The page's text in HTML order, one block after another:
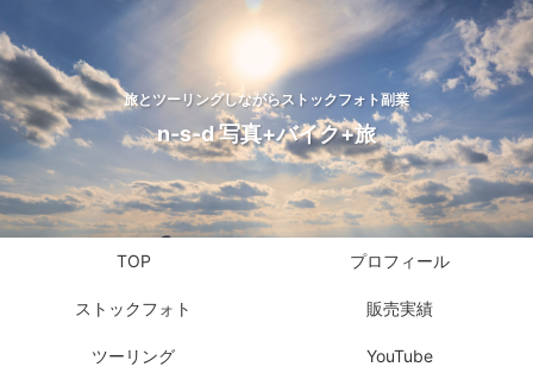
旅とツーリングしながらストックフォト副業
n-s-d 写真+バイク+旅
TOP プロフィール
ストックフォト 販売実績
ツーリング YouTube